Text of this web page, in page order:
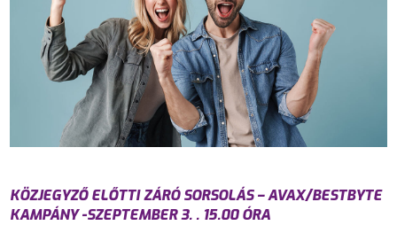
KÖZJEGYZŐ ELŐTTI ZÁRÓ SORSOLÁS – AVAX/BESTBYTE
KAMPÁNY -SZEPTEMBER 3. . 15.00 ÓRA